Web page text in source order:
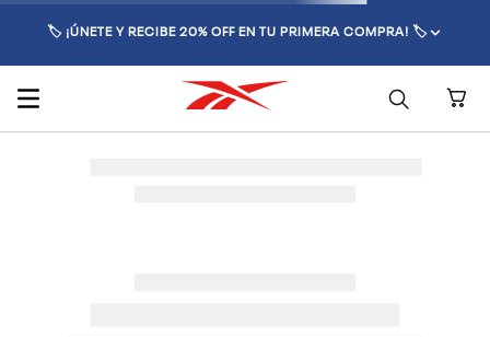
🏷️ ¡ÚNETE Y RECIBE 20% OFF EN TU PRIMERA COMPRA! 🏷️